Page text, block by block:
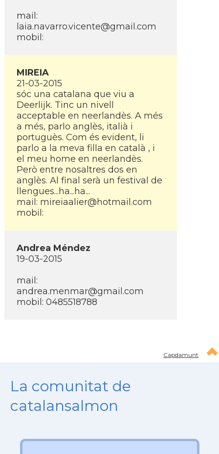
mail:
laia.navarro.vicente@gmail.com
mobil:
MIREIA
21-03-2015
sóc una catalana que viu a
Deerlijk. Tinc un nivell
acceptable en neerlandès. A més
a més, parlo anglès, italià i
portuguès. Com és evident, li
parlo a la meva filla en català , i
el meu home en neerlandès.
Però entre nosaltres dos en
anglès. Al final serà un festival de
llengues...ha...ha...
mail: mireiaalier@hotmail.com
mobil:
Andrea Méndez
19-03-2015
mail:
andrea.menmar@gmail.com
mobil: 0485518788
Capdamunt
La comunitat de
catalansalmon